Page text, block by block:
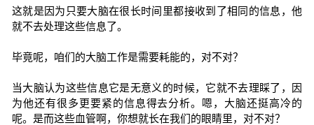
这就是因为只要大脑在很长时间里都接收到了相同的信息，他
就不去处理这些信息了。
毕竟呢，咱们的大脑工作是需要耗能的，对不对？
当大脑认为这些信息它是无意义的时候，它就不去理睬了，因
为他还有很多更要紧的信息得去分析。嗯，大脑还挺高冷的
呢。是而这些血管啊，你想就长在我们的眼睛里，对不对？